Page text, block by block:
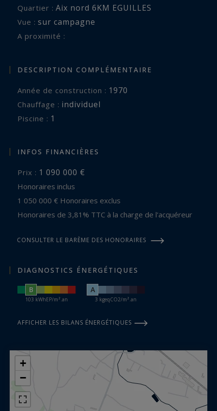
Quartier : Aix nord 6KM EGUILLES
Vue : sur campagne
A proximité :
DESCRIPTION COMPLÉMENTAIRE
Année de construction : 1970
Chauffage : individuel
piscine : 1
INFOS FINANCIÈRES
Prix : 1 090 000 €
Honoraires inclus
1 050 000 € Honoraires exclus
Honoraires de 3,81% TTC à la charge de l'acquéreur
CONSULTER LE BARÈME DES HONORAIRES
DIAGNOSTICS ÉNERGÉTIQUES
B
103 kWhEP/m².an
A
3 kgeqCO2/m².an
AFFICHER LES BILANS ÉNERGÉTIQUES
+
−